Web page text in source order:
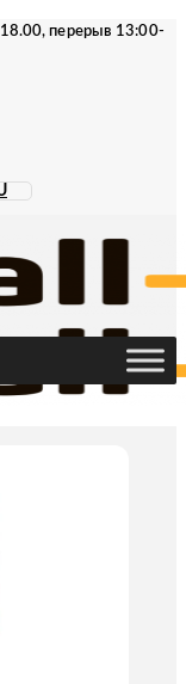
перерыв 13:00-